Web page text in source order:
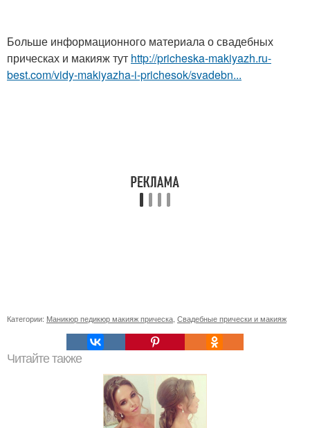
Больше информационного материала о свадебных
прическах и макияж тут http://pricheska-makiyazh.ru-
best.com/vidy-makiyazha-i-prichesok/svadebn...
Категории: Маникюр педикюр макияж прическа, Свадебные прически и макияж
Читайте также